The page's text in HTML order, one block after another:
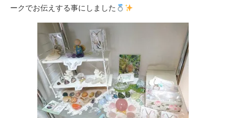
ークでお伝えする事にしました